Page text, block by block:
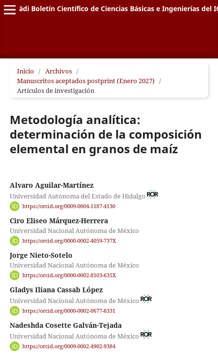
Pädi Boletín Científico de Ciencias Básicas e Ingenierías del
Inicio / Archivos /
Manuscritos aceptados postprint (Enero 2027) /
Artículos de investigación
Metodología analítica:
determinación de la composición
elemental en granos de maíz
Alvaro Aguilar-Martínez
Universidad Autónoma del Estado de Hidalgo
https://orcid.org/0009-0004-1187-4130
Ciro Eliseo Márquez-Herrera
Universidad Nacional Autónoma de México
https://orcid.org/0000-0002-4059-737X
Jorge Nieto-Sotelo
Universidad Nacional Autónoma de México
https://orcid.org/0000-0002-8103-635X
Gladys Iliana Cassab López
Universidad Nacional Autónoma de México
https://orcid.org/0000-0002-0677-6331
Nadeshda Cosette Galván-Tejada
Universidad Nacional Autónoma de México
https://orcid.org/0009-0002-4902-9384